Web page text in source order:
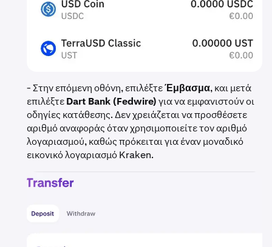
- Στην επόμενη οθόνη, επιλέξτεΈμβασμα, και μετά
επιλέξτεDart Bank (Fedwire)για να εμφανιστούν οι
οδηγίες κατάθεσης. Δεν χρειάζεται να προσθέσετε
αριθμό αναφοράς όταν χρησιμοποιείτε τον αριθμό
λογαριασμού, καθώς πρόκειται για έναν μοναδικό
εικονικό λογαριασμό Kraken.